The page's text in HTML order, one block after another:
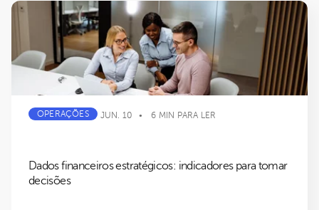
OPERAÇÕES JUN. 10 6 MIN PARA LER
Dados financeiros estratégicos: indicadores para tomar
decisões